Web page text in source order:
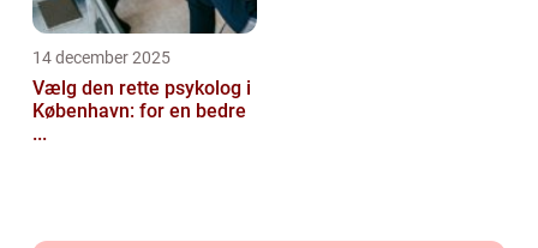
14 december 2025
Vælg den rette psykolog i
København: for en bedre
...